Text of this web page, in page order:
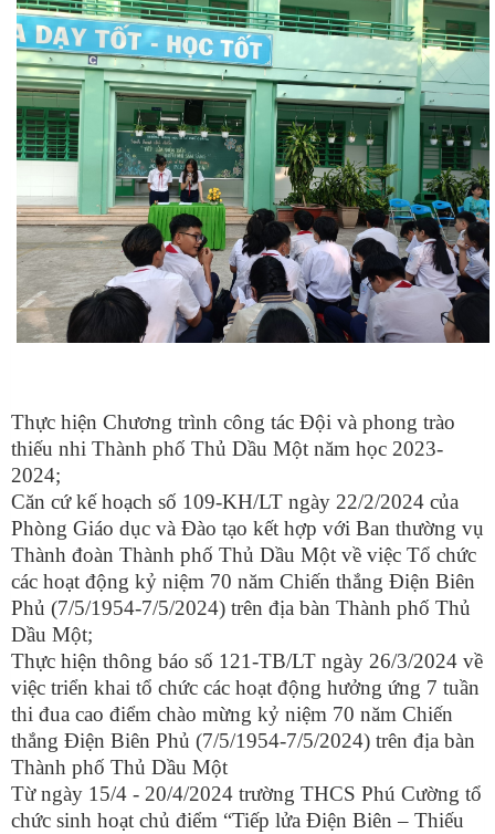
Thực hiện Chương trình công tác Đội và phong trào
thiếu nhi Thành phố Thủ Dầu Một năm học 2023-
2024;
Căn cứ kế hoạch số 109-KH/LT ngày 22/2/2024 của
Phòng Giáo dục và Đào tạo kết hợp với Ban thường vụ
Thành đoàn Thành phố Thủ Dầu Một về việc Tổ chức
các hoạt động kỷ niệm 70 năm Chiến thắng Điện Biên
Phủ (7/5/1954-7/5/2024) trên địa bàn Thành phố Thủ
Dầu Một;
Thực hiện thông báo số 121-TB/LT ngày 26/3/2024 về
việc triển khai tổ chức các hoạt động hưởng ứng 7 tuần
thi đua cao điểm chào mừng kỷ niệm 70 năm Chiến
thắng Điện Biên Phủ (7/5/1954-7/5/2024) trên địa bàn
Thành phố Thủ Dầu Một
Từ ngày 15/4 - 20/4/2024 trường THCS Phú Cường tổ
chức sinh hoạt chủ điểm “Tiếp lửa Điện Biên – Thiếu